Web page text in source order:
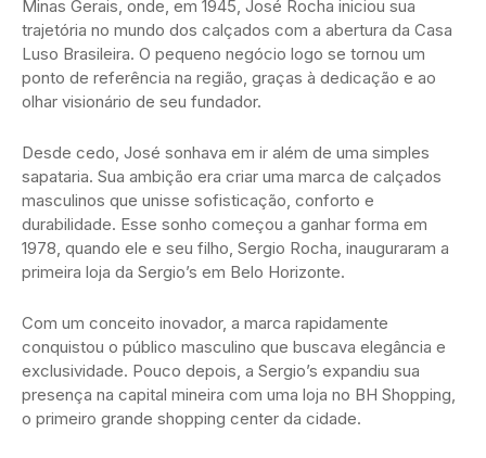
Minas Gerais, onde, em 1945, José Rocha iniciou sua
trajetória no mundo dos calçados com a abertura da Casa
Luso Brasileira. O pequeno negócio logo se tornou um
ponto de referência na região, graças à dedicação e ao
olhar visionário de seu fundador.
Desde cedo, José sonhava em ir além de uma simples
sapataria. Sua ambição era criar uma marca de calçados
masculinos que unisse sofisticação, conforto e
durabilidade. Esse sonho começou a ganhar forma em
1978, quando ele e seu filho, Sergio Rocha, inauguraram a
primeira loja da Sergio’s em Belo Horizonte.
Com um conceito inovador, a marca rapidamente
conquistou o público masculino que buscava elegância e
exclusividade. Pouco depois, a Sergio’s expandiu sua
presença na capital mineira com uma loja no BH Shopping,
o primeiro grande shopping center da cidade.